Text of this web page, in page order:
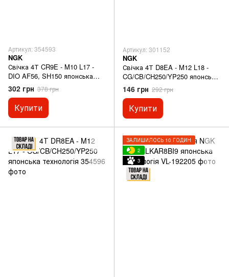
Артикул: 354593
NGK
Свічка 4Т CR9E - M10 L17 -
DIO AF56, SH150 японська
технологія
302 грн 378 грн
Купити
Артикул: 301152
NGK
Свічка 4Т D8EA - M12 L18 -
CG/CB/CH250/YP250 японська
технологія
146 грн 292 грн
Купити
ЗАЛИШИЛОСЬ 10 ГОДИН
2
3